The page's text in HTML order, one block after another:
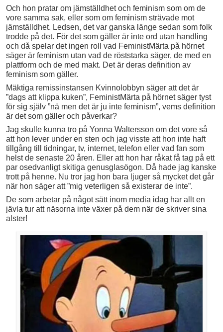
Och hon pratar om jämställdhet och feminism som om de
vore samma sak, eller som om feminism strävade mot
jämställdhet. Ledsen, det var ganska länge sedan som folk
trodde på det. För det som gäller är inte ord utan handling
och då spelar det ingen roll vad FeministMärta på hörnet
säger är feminism utan vad de röststarka säger, de med en
plattform och de med makt. Det är deras definition av
feminism som gäller.
Mäktiga remissinstansen Kvinnolobbyn säger att det är
”dags att klippa kuken”, FeministMärta på hörnet säger tyst
för sig själv ”nä men det är ju inte feminism”, vems definition
är det som gäller och påverkar?
Jag skulle kunna tro på Yonna Waltersson om det vore så
att hon lever under en sten och jag visste att hon inte haft
tillgång till tidningar, tv, internet, telefon eller vad fan som
helst de senaste 20 åren. Eller att hon har råkat få tag på ett
par osedvanligt skitiga genusglasögon. Då hade jag kanske
trott på henne. Nu tror jag hon bara ljuger så mycket det går
när hon säger att ”mig veterligen så existerar de inte”.
De som arbetar på något sätt inom media idag har allt en
jävla tur att näsorna inte växer på dem när de skriver sina
alster!